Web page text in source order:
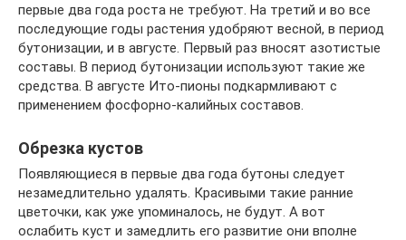
первые два года роста не требуют. На третий и во все
последующие годы растения удобряют весной, в период
бутонизации, и в августе. Первый раз вносят азотистые
составы. В период бутонизации используют такие же
средства. В августе Ито-пионы подкармливают с
применением фосфорно-калийных составов.
Обрезка кустов
Появляющиеся в первые два года бутоны следует
незамедлительно удалять. Красивыми такие ранние
цветочки, как уже упоминалось, не будут. А вот
ослабить куст и замедлить его развитие они вполне